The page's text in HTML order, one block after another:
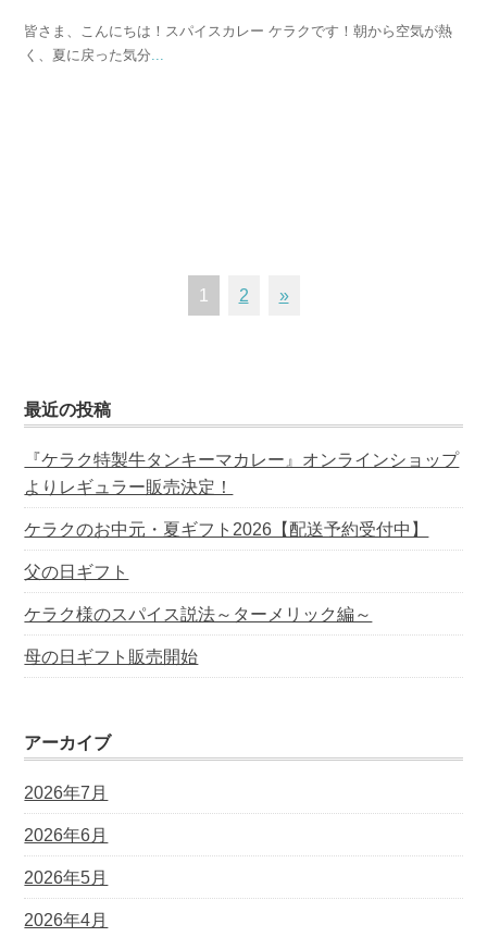
皆さま、こんにちは！スパイスカレー ケラクです！朝から空気が熱
く、夏に戻った気分
1 2 »
最近の投稿
『ケラク特製牛タンキーマカレー』オンラインショップ
よりレギュラー販売決定！
ケラクのお中元・夏ギフト2026【配送予約受付中】
父の日ギフト
ケラク様のスパイス説法～ターメリック編～
母の日ギフト販売開始
アーカイブ
2026年7月
2026年6月
2026年5月
2026年4月